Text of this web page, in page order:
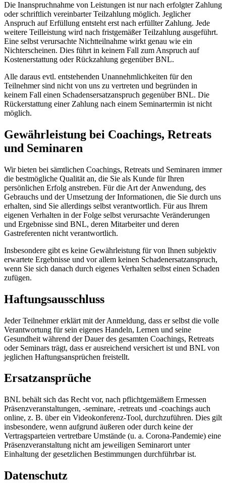
Die Inanspruchnahme von Leistungen ist nur nach erfolgter Zahlung
oder schriftlich vereinbarter Teilzahlung möglich. Jeglicher
Anspruch auf Erfüllung entsteht erst nach erfüllter Zahlung. Jede
weitere Teilleistung wird nach fristgemäßer Teilzahlung ausgeführt.
Eine selbst verursachte Nichtteilnahme wirkt genau wie ein
Nichterscheinen. Dies führt in keinem Fall zum Anspruch auf
Kostenerstattung oder Rückzahlung gegenüber BNL.
Alle daraus evtl. entstehenden Unannehmlichkeiten für den
Teilnehmer sind nicht von uns zu vertreten und begründen in
keinem Fall einen Schadensersatzanspruch gegenüber BNL. Die
Rückerstattung einer Zahlung nach einem Seminartermin ist nicht
möglich.
Gewährleistung bei Coachings, Retreats
und Seminaren
Wir bieten bei sämtlichen Coachings, Retreats und Seminaren immer
die bestmögliche Qualität an, die Sie als Kunde für Ihren
persönlichen Erfolg anstreben. Für die Art der Anwendung, des
Gebrauchs und der Umsetzung der Informationen, die Sie durch uns
erhalten, sind Sie allerdings selbst verantwortlich. Für aus Ihrem
eigenen Verhalten in der Folge selbst verursachte Veränderungen
und Ergebnisse sind BNL, deren Mitarbeiter und deren
Gastreferenten nicht verantwortlich.
Insbesondere gibt es keine Gewährleistung für von Ihnen subjektiv
erwartete Ergebnisse und vor allem keinen Schadenersatzanspruch,
wenn Sie sich danach durch eigenes Verhalten selbst einen Schaden
zufügen.
Haftungsausschluss
Jeder Teilnehmer erklärt mit der Anmeldung, dass er selbst die volle
Verantwortung für sein eigenes Handeln, Lernen und seine
Gesundheit während der Dauer des gesamten Coachings, Retreats
oder Seminars trägt, dass er ausreichend versichert ist und BNL von
jeglichen Haftungsansprüchen freistellt.
Ersatzansprüche
BNL behält sich das Recht vor, nach pflichtgemäßem Ermessen
Präsenzveranstaltungen, -seminare, -retreats und -coachings auch
online, z. B. über ein Videokonferenz-Tool, durchzuführen. Dies gilt
insbesondere, wenn aufgrund äußeren oder durch keine der
Vertragsparteien vertretbare Umstände (u. a. Corona-Pandemie) eine
Präsenzveranstaltung nicht am jeweiligen Seminarort unter
Einhaltung der gesetzlichen Bestimmungen durchführbar ist.
Datenschutz